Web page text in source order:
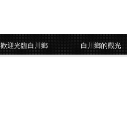
歡迎光臨白川鄉 白川鄉的觀光